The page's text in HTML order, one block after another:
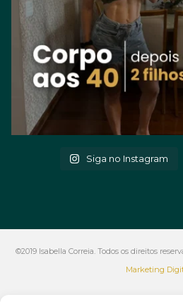
Siga no Instagram
©2019 Isabella Correia. Todos os direitos
Marketing